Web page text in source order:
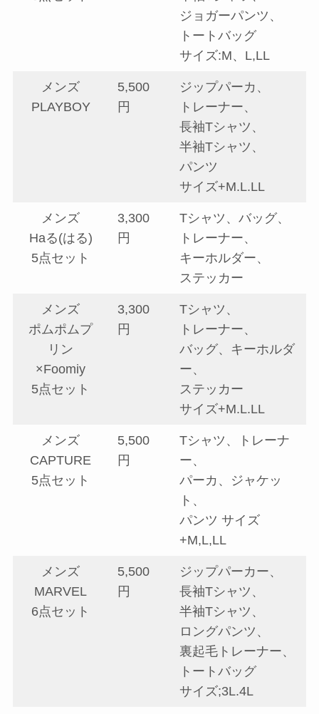
ジョガーパンツ、
トートバッグ
サイズ:M、L,LL
メンズ
PLAYBOY
5,500
円
ジップパーカ、
トレーナー、
長袖Tシャツ、
半袖Tシャツ、
パンツ
サイズ+M.L.LL
メンズ
Haる(はる)
5点セット
3,300
円
Tシャツ、バッグ、
トレーナー、
キーホルダー、
ステッカー
メンズ
ポムポムプ
リン
×Foomiy
5点セット
3,300
円
Tシャツ、
トレーナー、
バッグ、キーホルダ
ー、
ステッカー
サイズ+M.L.LL
メンズ
CAPTURE
5点セット
5,500
円
Tシャツ、トレーナ
ー、
パーカ、ジャケッ
ト、
パンツ サイズ
+M,L,LL
メンズ
MARVEL
6点セット
5,500
円
ジップパーカー、
長袖Tシャツ、
半袖Tシャツ、
ロングパンツ、
裏起毛トレーナー、
トートバッグ
サイズ;3L.4L